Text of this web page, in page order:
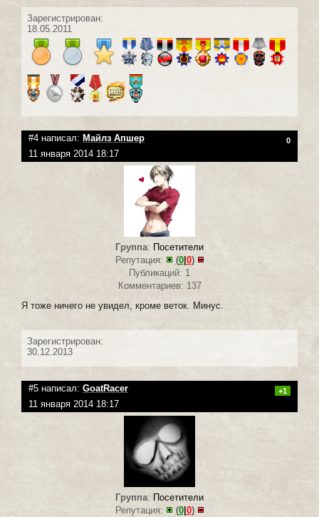
Зарегистрирован:
18.05.2011
#4 написал: Майлз Апшер 0
11 января 2014 18:17
Группа: Посетители
Репутация:
(0|0)
Публикаций: 1
Комментариев: 137
Я тоже ничего не увидел, кроме веток. Минус.
Зарегистрирован:
30.12.2013
#5 написал: GoatRacer +1
11 января 2014 18:17
Группа: Посетители
Репутация:
(0|0)